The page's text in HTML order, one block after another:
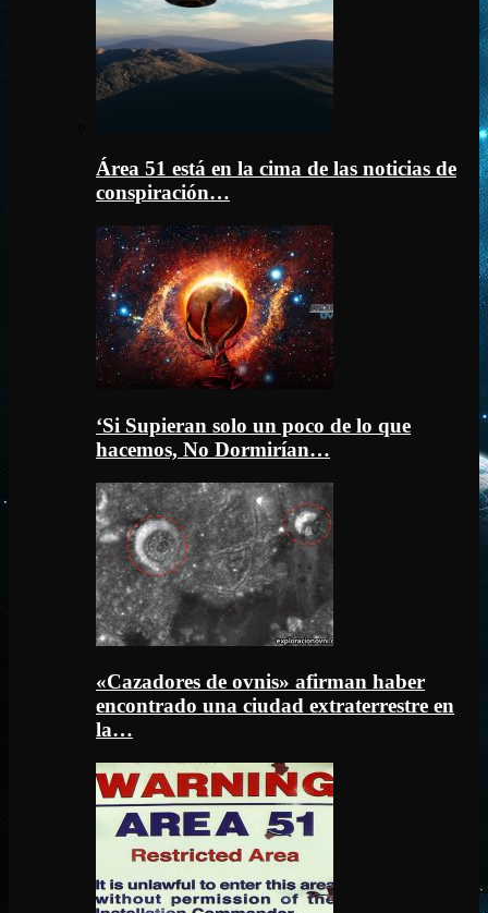
Área 51 está en la cima de las noticias de
conspiración…
‘Si Supieran solo un poco de lo que
hacemos, No Dormirían…
«Cazadores de ovnis» afirman haber
encontrado una ciudad extraterrestre en
la…